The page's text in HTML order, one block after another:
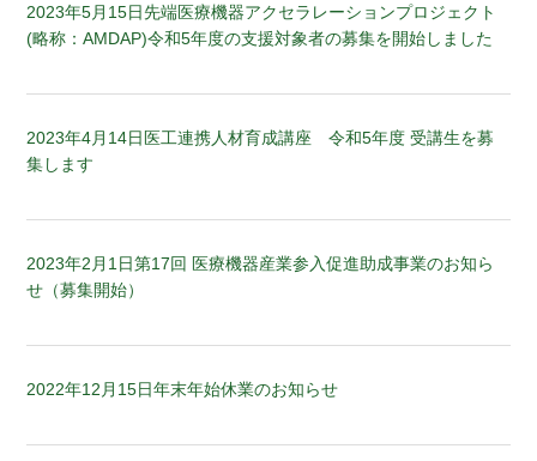
2023年5月15日先端医療機器アクセラレーションプロジェクト
(略称：AMDAP)令和5年度の支援対象者の募集を開始しました
2023年4月14日医工連携人材育成講座 令和5年度 受講生を募
集します
2023年2月1日第17回 医療機器産業参入促進助成事業のお知ら
せ（募集開始）
2022年12月15日年末年始休業のお知らせ